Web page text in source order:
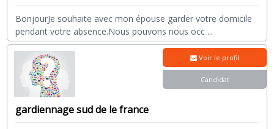
BonjourJe souhaite avec mon épouse garder votre domicile
pendant votre absence.Nous pouvons nous occ ...
gardiennage sud de le france
Voir le profil
Candidat